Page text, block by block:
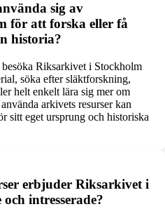
sig av
för att forska eller få
historia?
Riksarkivet i Stockholm
söka efter släktforskning,
helt enkelt lära sig mer om
arkivets resurser kan
sitt eget ursprung och historiska
erbjuder Riksarkivet i
intresserade?